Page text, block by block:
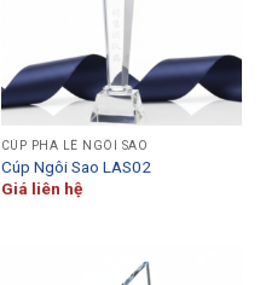
CÚP PHA LÊ NGÔI SAO
Cúp Ngôi Sao LAS02
Giá liên hệ